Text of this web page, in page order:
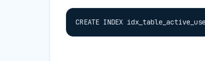
CREATE INDEX